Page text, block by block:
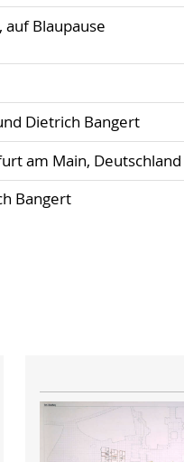
auf Blaupause
Dietrich Bangert
am Main, Deutschland
Bangert